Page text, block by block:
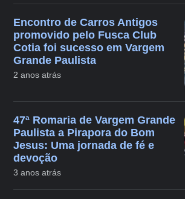
Encontro de Carros Antigos
promovido pelo Fusca Club
Cotia foi sucesso em Vargem
Grande Paulista
2 anos atrás
47ª Romaria de Vargem Grande
Paulista a Pirapora do Bom
Jesus: Uma jornada de fé e
devoção
3 anos atrás